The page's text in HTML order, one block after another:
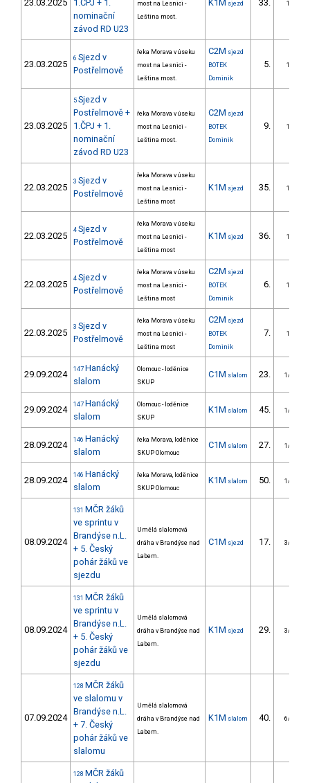
23.03.2025
1.ČPJ + 1.
nominační
závod RD U23
most na Lesnici -
Leština most.
K1M sjezd 33. 1/ZS
23.03.2025
6 Sjezd v
Postřelmově
řeka Morava v úseku
most na Lesnici -
Leština most.
C2M sjezd
BOTEK
Dominik
5. 1/ZS
23.03.2025
5 Sjezd v
Postřelmově +
1.ČPJ + 1.
nominační
závod RD U23
řeka Morava v úseku
most na Lesnici -
Leština most.
C2M sjezd
BOTEK
Dominik
9. 1/ZS
22.03.2025
3 Sjezd v
Postřelmově
řeka Morava v úseku
most na Lesnici -
Leština most
K1M sjezd 35. 1/ZS
22.03.2025
4 Sjezd v
Postřelmově
řeka Morava v úseku
most na Lesnici -
Leština most
K1M sjezd 36. 1/ZS
22.03.2025
4 Sjezd v
Postřelmově
řeka Morava v úseku
most na Lesnici -
Leština most
C2M sjezd
BOTEK
Dominik
6. 1/ZS
22.03.2025
3 Sjezd v
Postřelmově
řeka Morava v úseku
most na Lesnici -
Leština most
C2M sjezd
BOTEK
Dominik
7. 1/ZS
29.09.2024 147 Hanácký
slalom
Olomouc - loděnice
SKUP
C1M slalom 23. 1/ZM
29.09.2024 147 Hanácký
slalom
Olomouc - loděnice
SKUP
K1M slalom 45. 1/ZM
28.09.2024 146 Hanácký
slalom
řeka Morava, loděnice
SKUP Olomouc
C1M slalom 27. 1/ZM
28.09.2024 146 Hanácký
slalom
řeka Morava, loděnice
SKUP Olomouc
K1M slalom 50. 1/ZM
08.09.2024
131 MČR žáků
ve sprintu v
Brandýse n.L.
+ 5. Český
pohár žáků ve
sjezdu
Umělá slalomová
dráha v Brandýse nad
Labem.
C1M sjezd 17. 3/ZM
08.09.2024
131 MČR žáků
ve sprintu v
Brandýse n.L.
+ 5. Český
pohár žáků ve
sjezdu
Umělá slalomová
dráha v Brandýse nad
Labem.
K1M sjezd 29. 3/ZM
07.09.2024
128 MČR žáků
ve slalomu v
Brandýse n.L.
+ 7. Český
pohár žáků ve
slalomu
Umělá slalomová
dráha v Brandýse nad
Labem.
K1M slalom 40. 6/ZM
128 MČR žáků